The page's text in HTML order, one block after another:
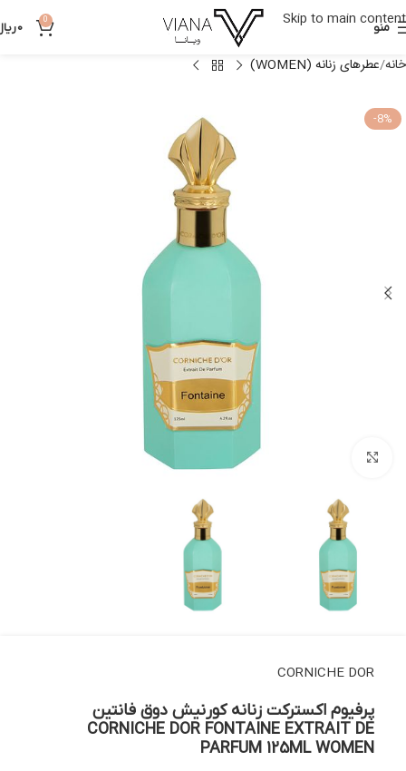
Skip to main content
منو 0
0
خانه عطرهای زنانه (WOMEN)
-8%
CORNICHE DOR
پرفیوم اکسترکت زنانه کورنیش دوق فانتین
CORNICHE DOR FONTAINE EXTRAIT DE
PARFUM 125ML WOMEN